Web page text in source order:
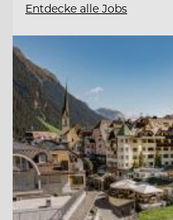
Entdecke alle Jobs